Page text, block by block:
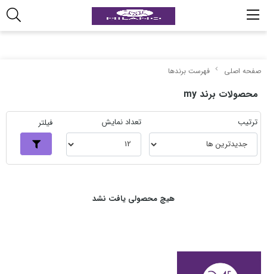
صفحه اصلی فهرست برندها
محصولات برند my
ترتیب تعداد نمایش فیلتر
هیچ محصولی یافت نشد